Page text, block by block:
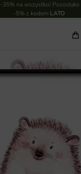
na wszystko! Pozostało
-5% z kodem LATO